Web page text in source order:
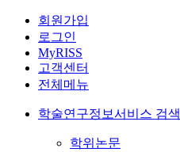
회원가입
로그인
MyRISS
고객센터
전체메뉴
학술연구정보서비스 검색
학위논문